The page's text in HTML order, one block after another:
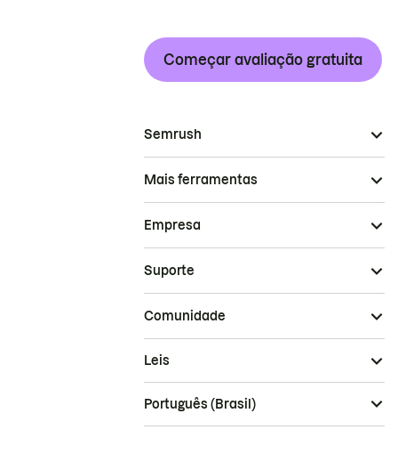
Começar avaliação gratuita
Semrush
Mais ferramentas
Empresa
Suporte
Comunidade
Leis
Português (Brasil)